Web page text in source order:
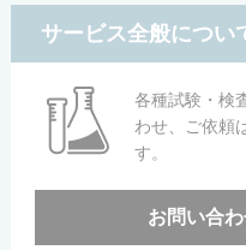
サービス全般につい
各種試験・検
わせ、ご依頼
す。
お問い合